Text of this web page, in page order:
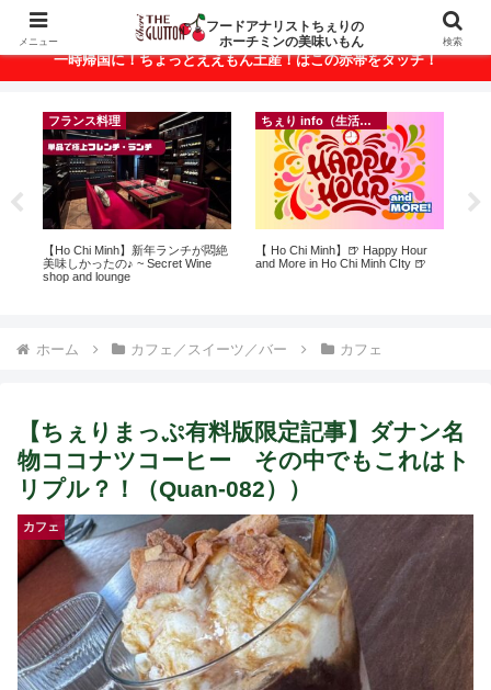
ベトナム・ホーチミンの美味いもんが満載！
一時帰国に！ちょっとええもん土産！はこの赤帯をタッチ！
フランス料理
【Ho Chi Minh】新年ランチが悶絶
美味しかったの♪ ~ Secret Wine
shop and lounge
ちぇり info（生活情報）
【 Ho Chi Minh】🍺 Happy Hour
and More in Ho Chi Minh CIty 🍺
ホーム カフェ／スイーツ／バー カフェ
【ちぇりまっぷ有料版限定記事】ダナン名
物ココナツコーヒー その中でもこれはト
リプル？！（Quan-082））
カフェ
メニュー
フードアナリストちぇりの
ホーチミンの美味いもん
検索